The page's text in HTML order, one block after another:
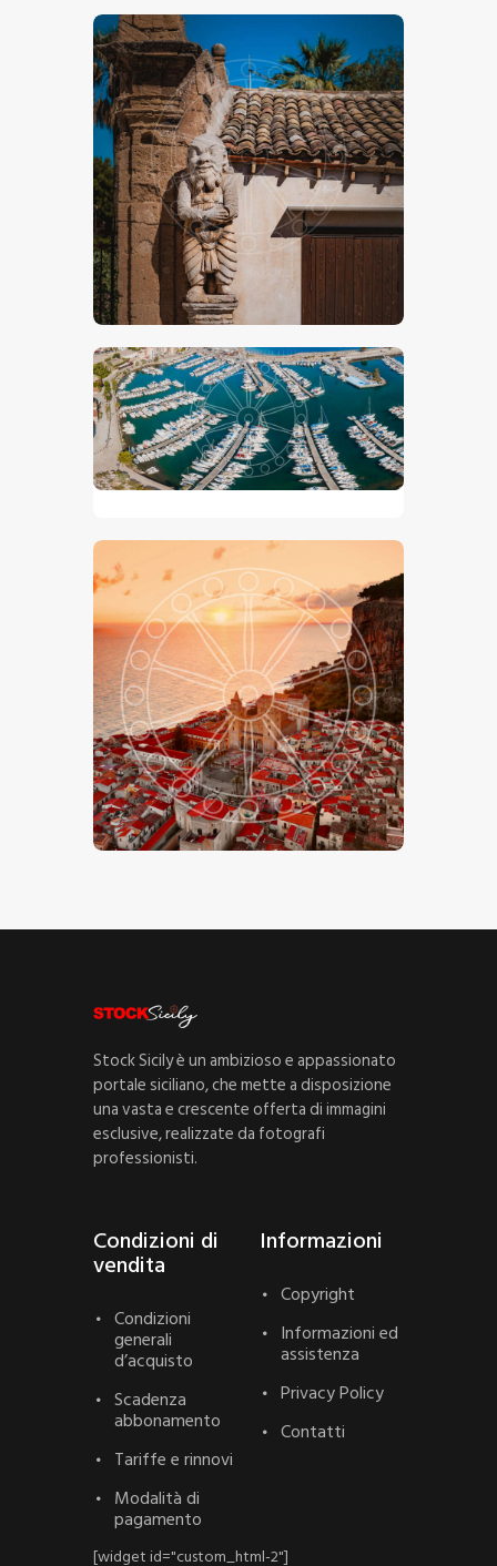
Villa Palagonia ,Bagheria
€15.00 €24.00
San Nicola L’Arena Marina
€15.00-€24.00
Cefalù Alba
€15.00-€24.00
Stock Sicily è un ambizioso e appassionato
portale siciliano, che mette a disposizione
una vasta e crescente offerta di immagini
esclusive, realizzate da fotografi
professionisti.
Condizioni di
vendita
Condizioni
generali
d’acquisto
Scadenza
abbonamento
Tariffe e rinnovi
Modalità di
pagamento
Informazioni
Copyright
Informazioni ed
assistenza
Privacy Policy
Contatti
[widget id="custom_html-2"]